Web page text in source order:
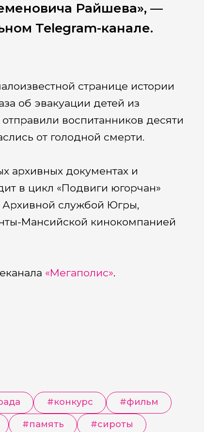
Райшева», —
Telegram-канале.
странице истории
об эвакуации детей из
воспитанников десяти
от голодной смерти.
архивных документах и
в цикл «Подвиги югорчан»
Архивной службой Югры,
Мансийской кинокомпанией
«Мегаполис».
#конкурс #фильм
#память #сироты